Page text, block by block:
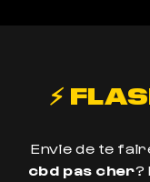
⚡
Envie de te
cbd pas cher?